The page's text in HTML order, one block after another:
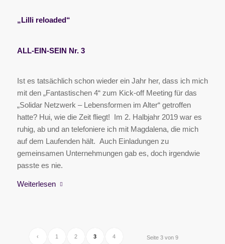
„Lilli reloaded“
ALL-EIN-SEIN Nr. 3
Ist es tatsächlich schon wieder ein Jahr her, dass ich mich
mit den „Fantastischen 4“ zum Kick-off Meeting für das
„Solidar Netzwerk – Lebensformen im Alter“ getroffen
hatte? Hui, wie die Zeit fliegt! Im 2. Halbjahr 2019 war es
ruhig, ab und an telefoniere ich mit Magdalena, die mich
auf dem Laufenden hält. Auch Einladungen zu
gemeinsamen Unternehmungen gab es, doch irgendwie
passte es nie.
Weiterlesen
Seite 3 von 9
‹ 1 2 3 4